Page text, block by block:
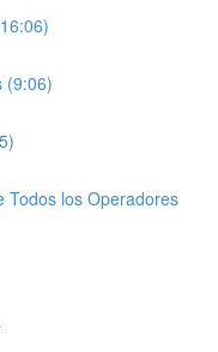
(9:06)
Todos los Operadores